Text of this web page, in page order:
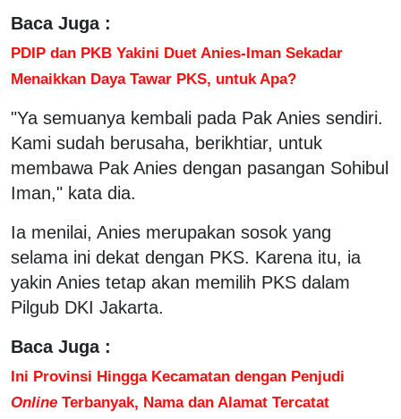
Baca Juga :
PDIP dan PKB Yakini Duet Anies-Iman Sekadar
Menaikkan Daya Tawar PKS, untuk Apa?
"Ya semuanya kembali pada Pak Anies sendiri.
Kami sudah berusaha, berikhtiar, untuk
membawa Pak Anies dengan pasangan Sohibul
Iman," kata dia.
Ia menilai, Anies merupakan sosok yang
selama ini dekat dengan PKS. Karena itu, ia
yakin Anies tetap akan memilih PKS dalam
Pilgub DKI Jakarta.
Baca Juga :
Ini Provinsi Hingga Kecamatan dengan Penjudi
Online Terbanyak, Nama dan Alamat Tercatat